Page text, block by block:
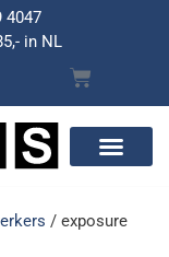
4047
in NL
/ exposure